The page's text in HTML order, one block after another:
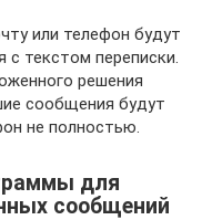
или телефон будут
с текстом переписки.
решения
сообщения будут
не полностью.
для
сообщений